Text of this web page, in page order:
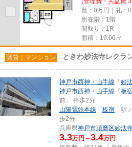
敷：0万円｜礼：0
所在階：1階
間取り：1R
面積：19.00㎡
賃貸｜マンション ときわ妙法寺レクラ
神戸市西神・山手線 「 妙
神戸市西神・山手線 「 板
前」 停歩2分
山陽電鉄本線 「 板宿 」駅
歩2分
兵庫県神戸市須磨区妙法
3.3万円～3.4万円